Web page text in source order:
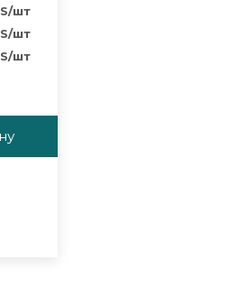
/шт
/шт
/шт